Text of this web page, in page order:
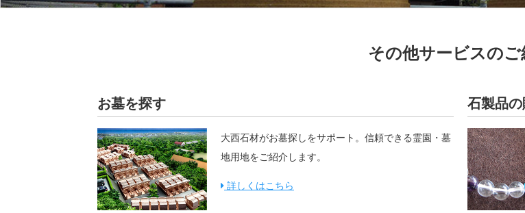
その他サービスのご
お墓を探す
大西石材がお墓探しをサポート。信頼できる霊園・墓
地用地をご紹介します。
詳しくはこちら
石製品